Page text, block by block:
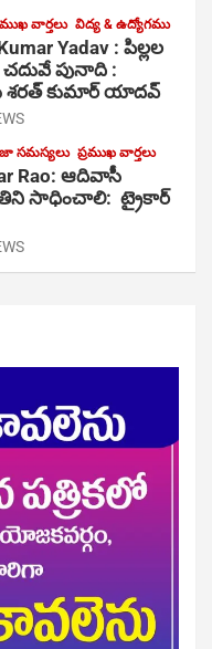
వార్తలు విద్య & ఉద్యోగము
Yadav : పిల్లల
చదువే పునాది :
శరత్ కుమార్ యాదవ్
సమస్యలు ప్రముఖ వార్తలు
Rao: ఆదివాసీ
సాధించాలి: ట్రైకార్